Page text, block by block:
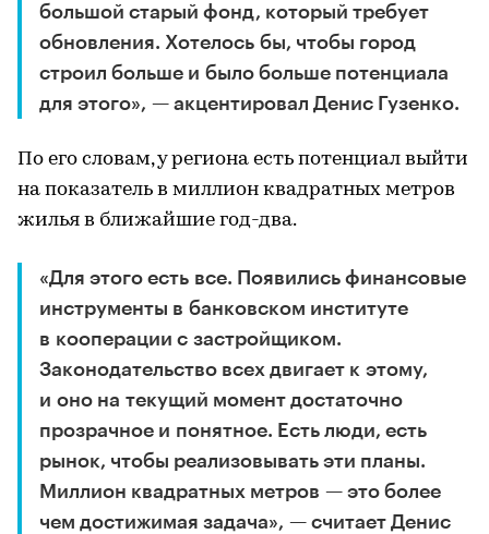
большой старый фонд, который требует
обновления. Хотелось бы, чтобы город
строил больше и было больше потенциала
для этого», — акцентировал Денис Гузенко.
По его словам, у региона есть потенциал выйти
на показатель в миллион квадратных метров
жилья в ближайшие год-два.
«Для этого есть все. Появились финансовые
инструменты в банковском институте
в кооперации с застройщиком.
Законодательство всех двигает к этому,
и оно на текущий момент достаточно
прозрачное и понятное. Есть люди, есть
рынок, чтобы реализовывать эти планы.
Миллион квадратных метров — это более
чем достижимая задача», — считает Денис